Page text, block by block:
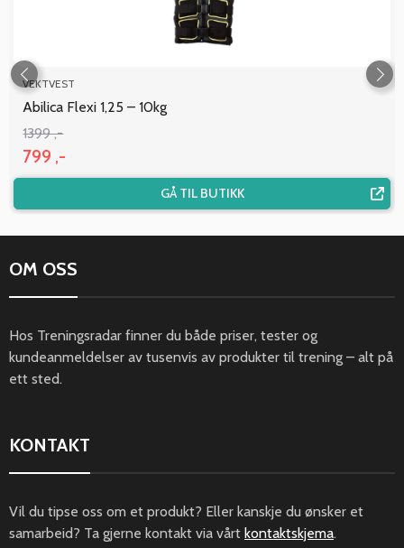
VEKTVEST
Abilica Flexi 1,25 – 10kg
1399 ,-
799 ,-
GÅ TIL BUTIKK
OM OSS
Hos Treningsradar finner du både priser, tester og
kundeanmeldelser av tusenvis av produkter til trening – alt på
ett sted.
KONTAKT
Vil du tipse oss om et produkt? Eller kanskje du ønsker et
samarbeid? Ta gjerne kontakt via vårt kontaktskjema.